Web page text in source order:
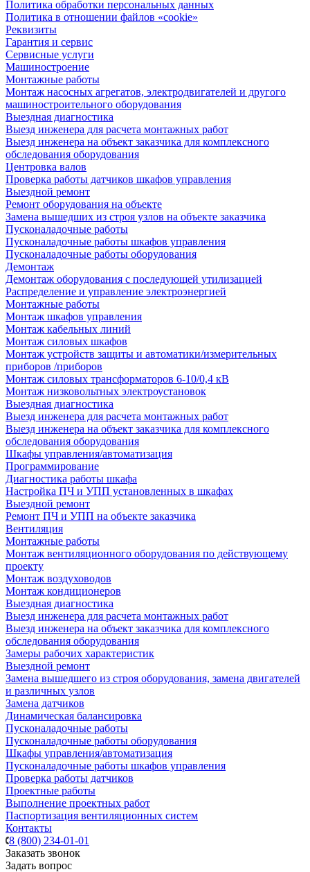
Политика обработки персональных данных
Политика в отношении файлов «cookie»
Реквизиты
Гарантия и сервис
Сервисные услуги
Машиностроение
Монтажные работы
Монтаж насосных агрегатов, электродвигателей и другого
машиностроительного оборудования
Выездная диагностика
Выезд инженера для расчета монтажных работ
Выезд инженера на объект заказчика для комплексного
обследования оборудования
Центровка валов
Проверка работы датчиков шкафов управления
Выездной ремонт
Ремонт оборудования на объекте
Замена вышедших из строя узлов на объекте заказчика
Пусконаладочные работы
Пусконаладочные работы шкафов управления
Пусконаладочные работы оборудования
Демонтаж
Демонтаж оборудования с последующей утилизацией
Распределение и управление электроэнергией
Монтажные работы
Монтаж шкафов управления
Монтаж кабельных линий
Монтаж силовых шкафов
Монтаж устройств защиты и автоматики/измерительных
приборов /приборов
Монтаж силовых трансформаторов 6-10/0,4 кВ
Монтаж низковольтных электроустановок
Выездная диагностика
Выезд инженера для расчета монтажных работ
Выезд инженера на объект заказчика для комплексного
обследования оборудования
Шкафы управления/автоматизация
Программирование
Диагностика работы шкафа
Настройка ПЧ и УПП установленных в шкафах
Выездной ремонт
Ремонт ПЧ и УПП на объекте заказчика
Вентиляция
Монтажные работы
Монтаж вентиляционного оборудования по действующему
проекту
Монтаж воздуховодов
Монтаж кондиционеров
Выездная диагностика
Выезд инженера для расчета монтажных работ
Выезд инженера на объект заказчика для комплексного
обследования оборудования
Замеры рабочих характеристик
Выездной ремонт
Замена вышедшего из строя оборудования, замена двигателей
и различных узлов
Замена датчиков
Динамическая балансировка
Пусконаладочные работы
Пусконаладочные работы оборудования
Шкафы управления/автоматизация
Пусконаладочные работы шкафов управления
Проверка работы датчиков
Проектные работы
Выполнение проектных работ
Паспортизация вентиляционных систем
Контакты
8 (800) 234-01-01
Заказать звонок
Задать вопрос